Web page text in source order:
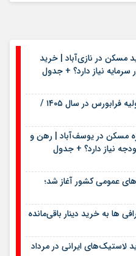
در نازی‌آباد | خرید
چقدر سرمایه نیاز دارد؟ + جدول
هشتمین عرضه اولیه فرابورس در سال ۱۴۰۵ /
مسکن در یوسف‌آباد | رهن و
نیاز دارد؟ + جدول
عمومی کشور آغاز شد؛
ها به خرید دینار باقی‌مانده
ایرانی در مرداد